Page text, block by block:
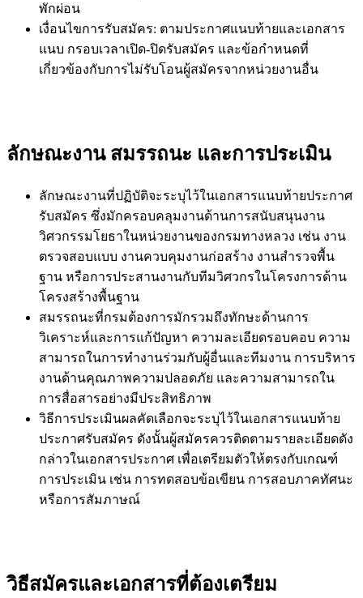
พักผ่อน
เงื่อนไขการรับสมัคร: ตามประกาศแนบท้ายและเอกสาร
แนบ กรอบเวลาเปิด-ปิดรับสมัคร และข้อกำหนดที่
เกี่ยวข้องกับการไม่รับโอนผู้สมัครจากหน่วยงานอื่น
ลักษณะงาน สมรรถนะ และการประเมิน
ลักษณะงานที่ปฏิบัติจะระบุไว้ในเอกสารแนบท้ายประกาศ
รับสมัคร ซึ่งมักครอบคลุมงานด้านการสนับสนุนงาน
วิศวกรรมโยธาในหน่วยงานของกรมทางหลวง เช่น งาน
ตรวจสอบแบบ งานควบคุมงานก่อสร้าง งานสำรวจพื้น
ฐาน หรือการประสานงานกับทีมวิศวกรในโครงการด้าน
โครงสร้างพื้นฐาน
สมรรถนะที่กรมต้องการมักรวมถึงทักษะด้านการ
วิเคราะห์และการแก้ปัญหา ความละเอียดรอบคอบ ความ
สามารถในการทำงานร่วมกับผู้อื่นและทีมงาน การบริหาร
งานด้านคุณภาพความปลอดภัย และความสามารถใน
การสื่อสารอย่างมีประสิทธิภาพ
วิธีการประเมินผลคัดเลือกจะระบุไว้ในเอกสารแนบท้าย
ประกาศรับสมัคร ดังนั้นผู้สมัครควรติดตามรายละเอียดดัง
กล่าวในเอกสารประกาศ เพื่อเตรียมตัวให้ตรงกับเกณฑ์
การประเมิน เช่น การทดสอบข้อเขียน การสอบภาคทัศนะ
หรือการสัมภาษณ์
วิธีสมัครและเอกสารที่ต้องเตรียม